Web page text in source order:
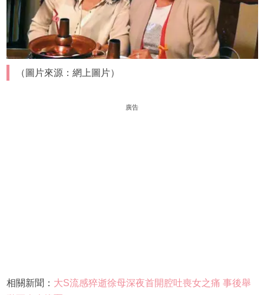
（圖片來源：網上圖片）
廣告
相關新聞： 大S流感猝逝徐母深夜首開腔吐喪女之痛 事後舉